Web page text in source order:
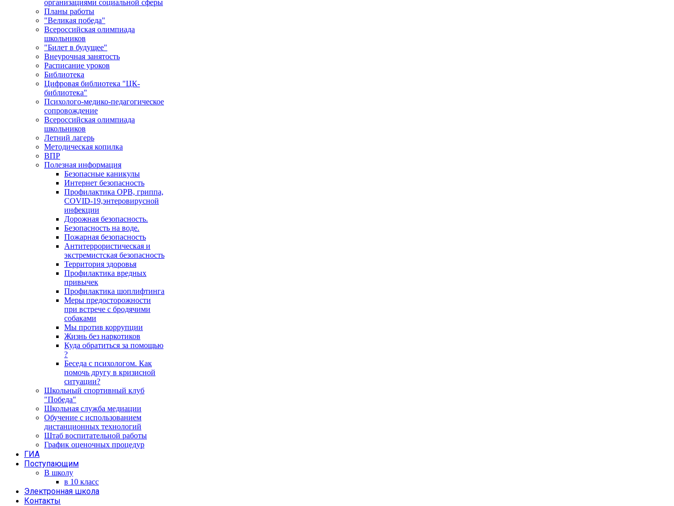
организациями социальной сферы
Планы работы
"Великая победа"
Всероссийская олимпиада
школьников
"Билет в будущее"
Внеурочная занятость
Расписание уроков
Библиотека
Цифровая библиотека "ЦК-
библиотека"
Психолого-медико-педагогическое
сопровождение
Всероссийская олимпиада
школьников
Летний лагерь
Методическая копилка
ВПР
Полезная информация
Безопасные каникулы
Интернет безопасность
Профилактика ОРВ, гриппа,
COVID-19,энтеровирусной
инфекции
Дорожная безопасность.
Безопасность на воде.
Пожарная безопасность
Антитеррористическая и
экстремистская безопасность
Территория здоровья
Профилактика вредных
привычек
Профилактика шоплифтинга
Меры предосторожности
при встрече с бродячими
собаками
Мы против коррупции
Жизнь без наркотиков
Куда обратиться за помощью
?
Беседа с психологом. Как
помочь другу в кризисной
ситуации?
Школьный спортивный клуб
"Победа"
Школьная служба медиации
Обучение с использованием
дистанционных технологий
Штаб воспитательной работы
График оценочных процедур
ГИА
Поступающим
В школу
в 10 класс
Электронная школа
Контакты